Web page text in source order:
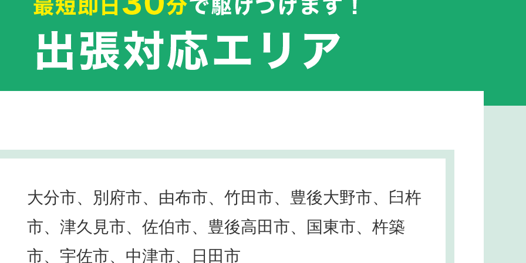
大分市、別府市、由布市、竹田市、豊後大野市、臼杵
市、津久見市、佐伯市、豊後高田市、国東市、杵築
市、宇佐市、中津市、日田市